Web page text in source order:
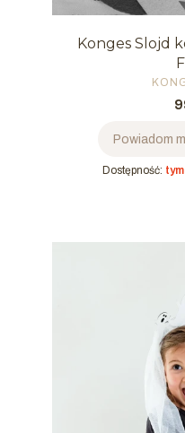
Konges Slojd
Powiadom
Dostępność: